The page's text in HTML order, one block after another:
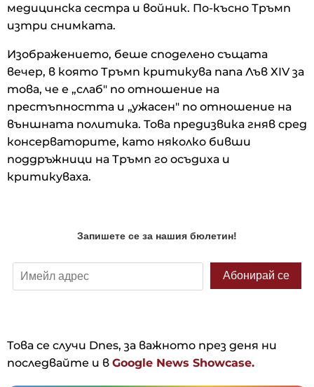
медицинска сестра и войник. По-късно Тръмп
изтри снимката.
Изображението, беше споделено същата
вечер, в която Тръмп критикува папа Лъв XIV за
това, че е „слаб" по отношение на
престъпността и „ужасен" по отношение на
външната политика. Това предизвика гняв сред
консерваторите, като няколко бивши
поддръжници на Тръмп го осъдиха и
критикуваха.
Това се случи Dnes, за важното през деня ни
последвайте и в Google News Showcase.